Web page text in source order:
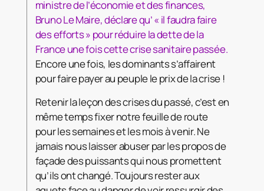
ministre de l’économie et des finances,
Bruno Le Maire, déclare qu’ « il faudra faire
des efforts » pour réduire la dette de la
France une fois cette crise sanitaire passée.
Encore une fois, les dominants s’affairent
pour faire payer au peuple le prix de la crise !
Retenir la leçon des crises du passé, c’est en
même temps fixer notre feuille de route
pour les semaines et les mois à venir. Ne
jamais nous laisser abuser par les propos de
façade des puissants qui nous promettent
qu’ils ont changé. Toujours rester aux